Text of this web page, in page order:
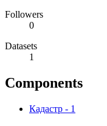
Followers
0
Datasets
1
Components
Кадастр - 1